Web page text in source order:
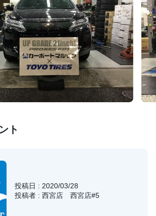
ト
投稿日 : 2020/03/28
投稿者 : 西宮店 西宮店#5